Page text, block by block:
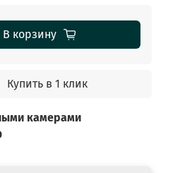
В корзину
Купить в 1 клик
камерами